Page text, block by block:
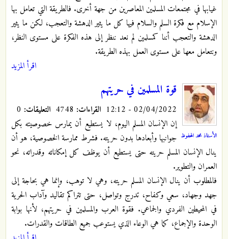
غيابها في مجتمعات المسلمين المعاصرين من جهة أخرى. فالطريقة التي تعامل بها
الإسلام مع فكرة السلم والسلام فيها كل ما يثير الدهشة والتعجب، لكن ما يثير
الدهشة والتعجب أننا كمسلمين لم نعد ننظر إلى هذه الفكرة على مستوى النظر،
ونتعامل معها على مستوى العمل بهذه الطريقة.
اقرأ المزيد
الأستاذ محمد المحفوظ
قوة المسلمين في حريتهم
02/04/2022 - 12:12 القراءات: التعليقات:
إن الإنسان المسلم اليوم، لا يستطيع أن يمارس خصوصيته بكل
جوانبها وأبعادها بدون حريته. فشرط ممارسة الخصوصية، هو أن
ينال الإنسان المسلم حريته حتى يستطيع أن يوظف كل إمكاناته وقدراته، نحو
العمران والتطوير.
فالمطلوب أن ينال الإنسان المسلم حريته، وهي لا توهب، وإنما هي بحاجة إلى
جهد وجهاد، سعي وكفاح، تدرج وتواصل، حتى تتراكم تقاليد وآداب الحرية
في المحيطين الفردي والجماعي. فقوة العرب والمسلمين في حريتهم، لأنها بوابة
الوحدة والإجماع، كما هي الوعاء الذي يستوعب جميع الطاقات والقدرات.